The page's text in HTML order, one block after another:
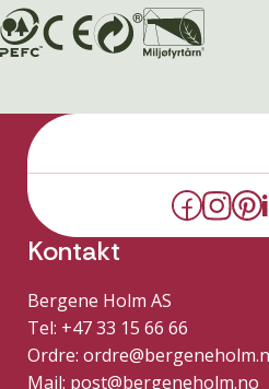
Kontakt
Bergene Holm AS
Tel: +47 33 15 66 66
Ordre:
Mail: post@bergeneholm.no